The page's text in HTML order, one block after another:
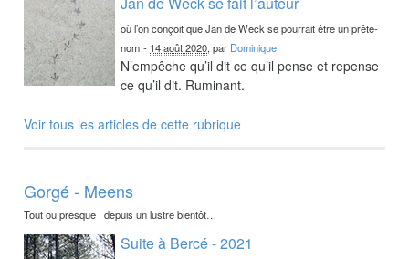
où l’on conçoit que Jan de Weck se pourrait être un prête-
nom - 14 août 2020, par Dominique
N’empêche qu’il dit ce qu’il pense et repense
ce qu’il dit. Ruminant.
Voir tous les articles de cette rubrique
Gorgé - Meens
Tout ou presque ! depuis un lustre bientôt…
Suite à Bercé - 2021